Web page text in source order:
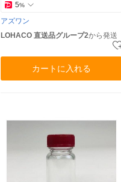
5%
アズワン
LOHACO 直送品グループ2から発送
カートに入れる